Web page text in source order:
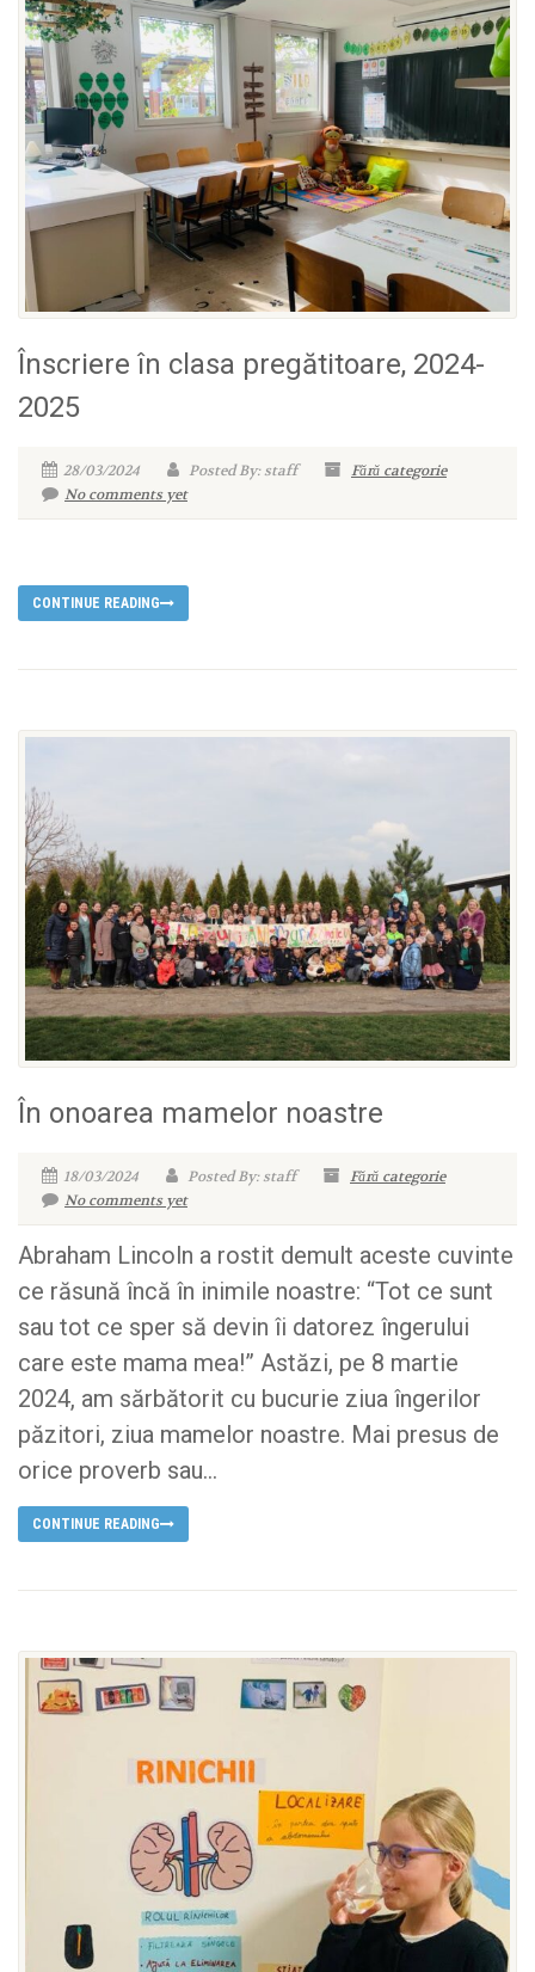
Înscriere în clasa pregătitoare, 2024-
2025
28/03/2024 Posted By: staff
Fără categorie
No comments yet
CONTINUE READING
În onoarea mamelor noastre
18/03/2024 Posted By: staff
Fără categorie
No comments yet
Abraham Lincoln a rostit demult aceste cuvinte
ce răsună încă în inimile noastre: “Tot ce sunt
sau tot ce sper să devin îi datorez îngerului
care este mama mea!” Astăzi, pe 8 martie
2024, am sărbătorit cu bucurie ziua îngerilor
păzitori, ziua mamelor noastre. Mai presus de
orice proverb sau...
CONTINUE READING